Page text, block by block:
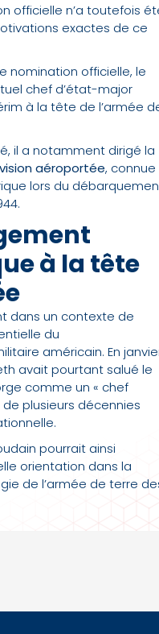
officielle n’a toutefois
exactes de ce
nomination officielle, le
chef d’état-major
à la tête de l’armée
il a notamment dirigé la
aéroportée, connue
lors du
à la tête
dans un contexte de
du
américain. En
avait pourtant salué le
comme un « chef
de plusieurs décennies
pourrait ainsi
orientation dans la
de l’armée de terre